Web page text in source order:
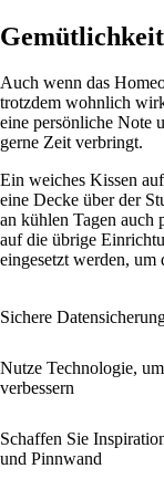
Auch wenn das
trotzdem wohnlich
eine persönliche Note
gerne Zeit verbringt.
Ein weiches Kissen
eine Decke über der
an kühlen Tagen auch
auf die übrige
eingesetzt werden,
Sichere
Nutze Technologie,
verbessern
Schaffen Sie
und Pinnwand